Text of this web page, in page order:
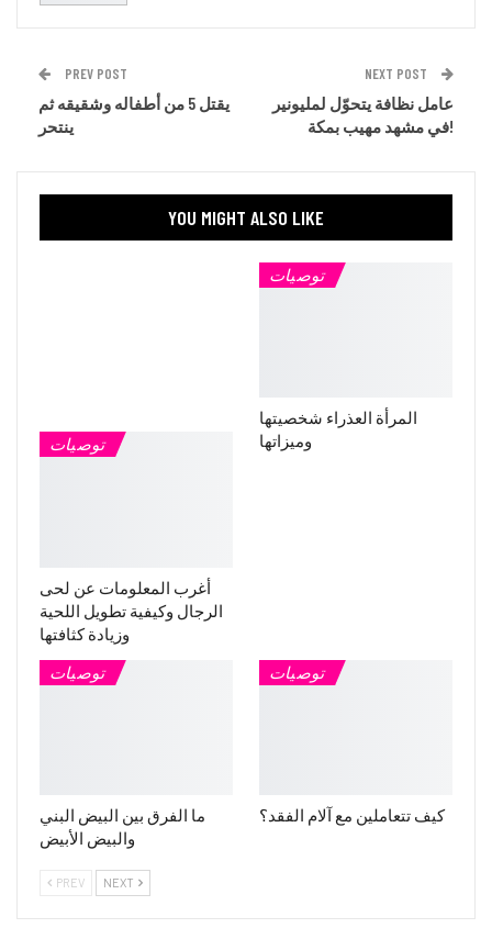
PREV POST
يقتل 5 من أطفاله وشقيقه ثم
ينتحر
NEXT POST
عامل نظافة يتحوّل لمليونير
في مشهد مهيب بمكة!
YOU MIGHT ALSO LIKE
توصيات
أغرب المعلومات عن لحى
الرجال وكيفية تطويل اللحية
وزيادة كثافتها
توصيات
المرأة العذراء شخصيتها
وميزاتها
توصيات
ما الفرق بين البيض البني
والبيض الأبيض
توصيات
كيف تتعاملين مع آلام الفقد؟
PREV NEXT